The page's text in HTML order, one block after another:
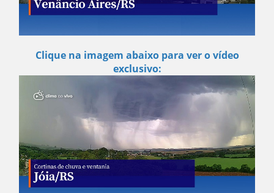
Clique na imagem abaixo para ver o vídeo
exclusivo: